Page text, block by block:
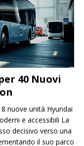
40 Nuovi
nuove unità Hyundai
e accessibili La
decisivo verso una
il suo parco